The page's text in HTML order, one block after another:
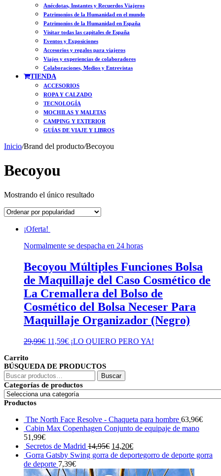
Anécdotas, Instantes y Recuerdos Viajeros
Patrimonios de la Humanidad en el mundo
Patrimonios de la Humanidad en España
Visitar todas las capitales de España
Eventos y Exposiciones
Accesorios y regalos para viajeros
Viajes y experiencias de colaboradores
Colaboraciones, Medios y Entrevistas
TIENDA
ACCESORIOS
ROPA Y CALZADO
TECNOLOGÍA
MOCHILAS Y MALETAS
CAMPING Y EXTERIOR
GUÍAS DE VIAJE Y LIBROS
Inicio/Brand del producto/Becoyou
Becoyou
Mostrando el único resultado
¡Oferta!
Normalmente se despacha en 24 horas
Becoyou Múltiples Funciones Bolsa
de Maquillaje del Caso Cosmético de
La Cremallera del Bolso de
Cosmético del Bolsa Neceser Para
Maquillaje Organizador (Negro)
29,99€ El
era:
29,99€.
11,59€El
es:
¡LO QUIERO PERO YA!
Carrito
BÚSQUEDA DE PRODUCTOS
Buscar
por:
Buscar
Categorías de productos
Productos
The North Face Resolve - Chaqueta para hombre 63,96€
Cabin Max Copenhagen Conjunto de equipaje de mano
51,99€
Secretos de Madrid 14,95€ El
precio
era:
14,20€El
precio
es:
Gorra Gatsby Swing gorra de deportegorro de deporte gorra
de deporte 7,39€